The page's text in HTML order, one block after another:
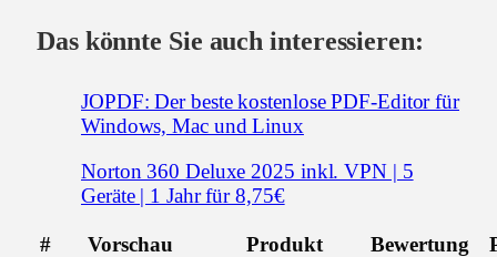
Das könnte Sie auch interessieren:
JOPDF: Der beste kostenlose PDF-Editor für
Windows, Mac und Linux
Norton 360 Deluxe 2025 inkl. VPN | 5
Geräte | 1 Jahr für 8,75€
# Vorschau Produkt Bewertung